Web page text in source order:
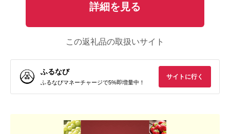
詳細を見る
この返礼品の取扱いサイト
ふるなび
ふるなびマネーチャージで5%即増量中！
サイトに行く